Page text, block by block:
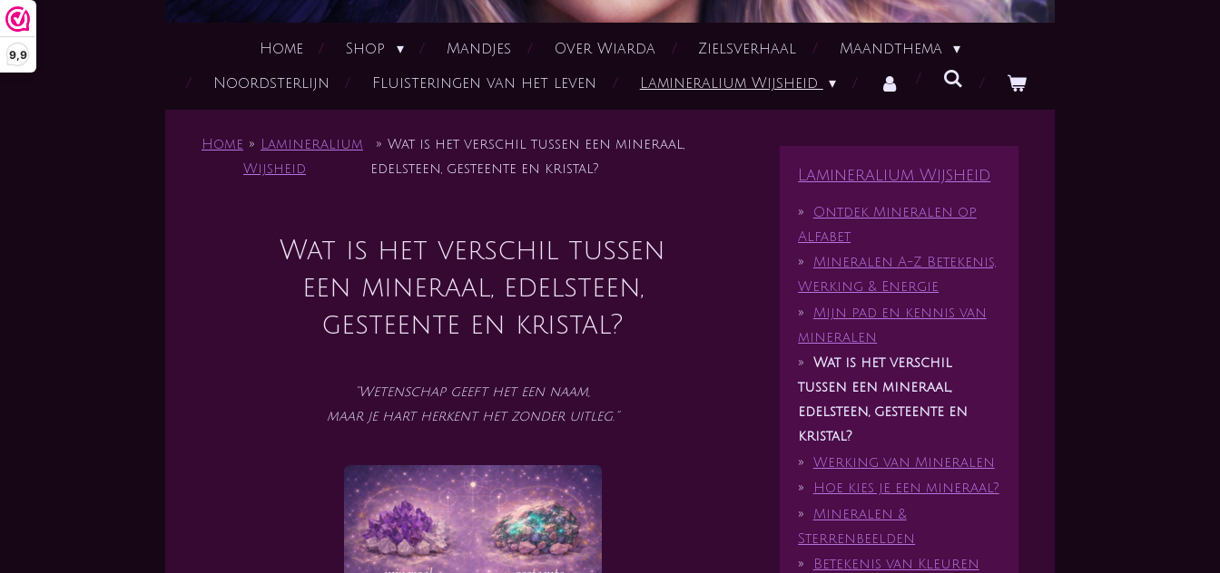
9,9 Home Shop Mandjes Over Wiarda Zielsverhaal Maandthema
Noordsterlijn Fluisteringen van het leven Lamineralium Wijsheid
Home »
Lamineralium
Wijsheid
» Wat is het verschil tussen een mineraal,
edelsteen, gesteente en kristal?
Wat is het verschil tussen
een mineraal, edelsteen,
gesteente en kristal?
“Wetenschap geeft het een naam,
maar je hart herkent het zonder uitleg.”
Lamineralium Wijsheid
Ontdek Mineralen op
Alfabet
Mineralen A-Z Betekenis,
Werking & Energie
Mijn pad en kennis van
mineralen
Wat is het verschil
tussen een mineraal,
edelsteen, gesteente en
kristal?
Werking van Mineralen
Hoe kies je een mineraal?
Mineralen &
Sterrenbeelden
Betekenis van Kleuren